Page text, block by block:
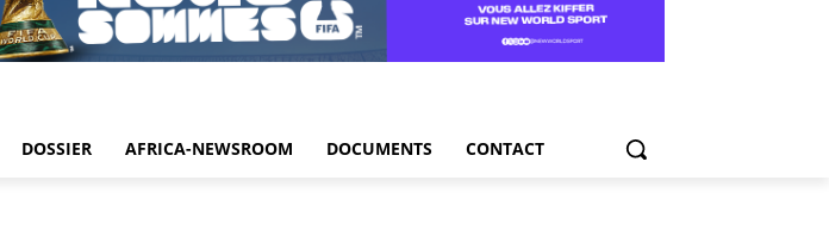
DOSSIER AFRICA-NEWSROOM DOCUMENTS CONTACT